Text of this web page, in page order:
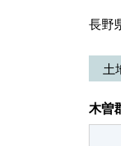
長野
土
木曽